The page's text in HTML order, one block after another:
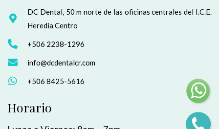
DC Dental, 50 m norte de las oficinas centrales del I.C.E.
Heredia Centro
+506 2238-1296
info@dcdentalcr.com
+506 8425-5616
Horario